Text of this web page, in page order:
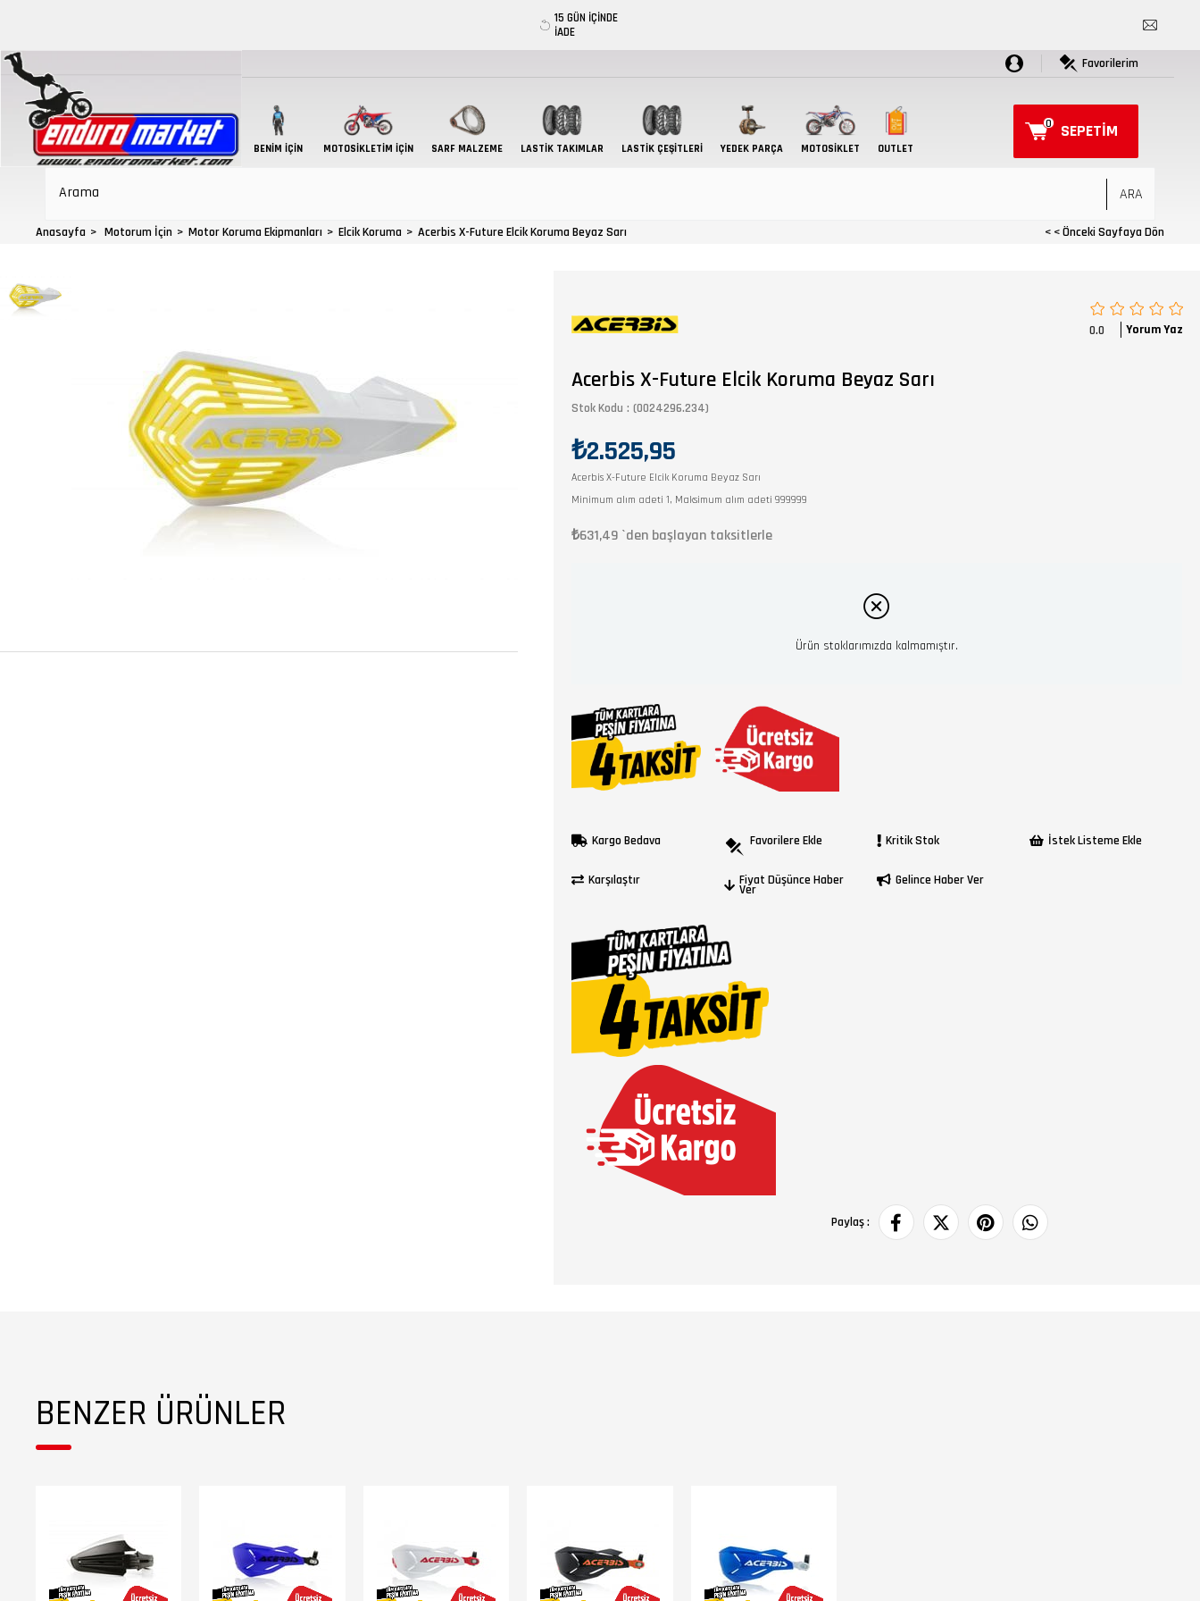
15 GÜN İÇİNDE
İADE
Favorilerim
BENIM İÇIN MOTOSIKLETIM İÇIN SARF MALZEME LASTIK TAKIMLAR LASTİK ÇEŞİTLERİ YEDEK PARÇA MOTOSIKLET OUTLET
SEPETIM
0
Anasayfa Motorum İçin Motor Koruma Ekipmanları Elcik Koruma Acerbis X-Future Elcik Koruma Beyaz Sarı < < Önceki Sayfaya Dön
Acerbis X-Future Elcik Koruma Beyaz Sarı
Stok Kodu (0024296.234)
₺2.525,95
Acerbis X-Future Elcik Koruma Beyaz Sarı
Minimum alım adeti 1, Maksimum alım adeti 999999
₺631,49 `den başlayan taksitlerle
Ürün stoklarımızda kalmamıştır.
Kargo Bedava Favorilere Ekle Kritik Stok İstek Listeme Ekle
Karşılaştır Fiyat Düşünce Haber
Ver
Gelince Haber Ver
Paylaş :
0.0 Yorum Yaz
BENZER ÜRÜNLER